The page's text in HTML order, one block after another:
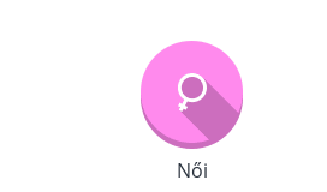
Női